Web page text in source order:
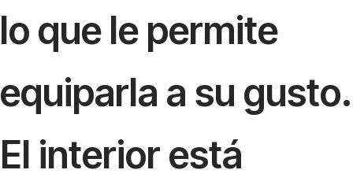
lo que le permite
equiparla a su gusto.
El interior está